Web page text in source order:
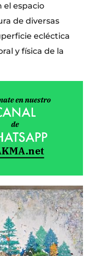
espacio
de diversas
ecléctica
y física de la